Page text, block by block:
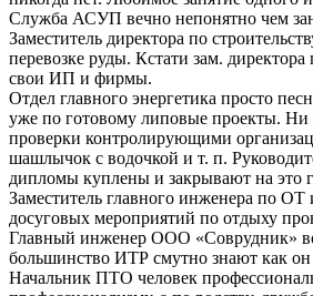
Служба АСУП вечно непонятно чем
Заместитель директора по
перевозке руды. Кстати зам.
свои ИП и фирмы.
Отдел главного энергетика просто
уже по готовому липовые проекты. Ни
проверки контролирующими
шашлычок с водочкой и т. п.
дипломы куплены и закрывают на это
Заместитель главного инженера по
досуговых мероприятий по отдыху
Главный инженер ООО «Соврудник»
большинство ИТР смутно знают как он
Начальник ПТО человек